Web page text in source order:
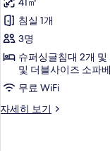
능
한
터
리
룸
(2
adults
and
child)
침실 1개
3명
슈퍼싱글침대 2개 및
및 더블사이즈 소파
무료 WiFi
자세히 보기
패